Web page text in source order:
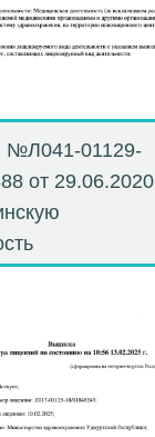
№Л041-01129-
от 29.06.2020